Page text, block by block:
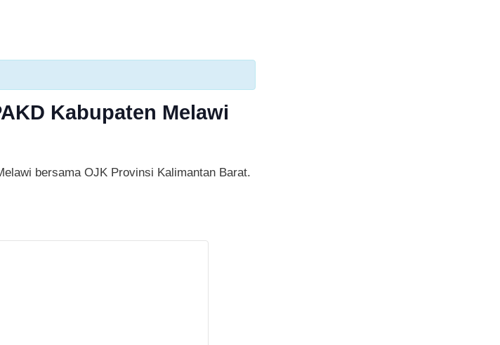
Kabupaten Melawi
bersama OJK Provinsi Kalimantan Barat.